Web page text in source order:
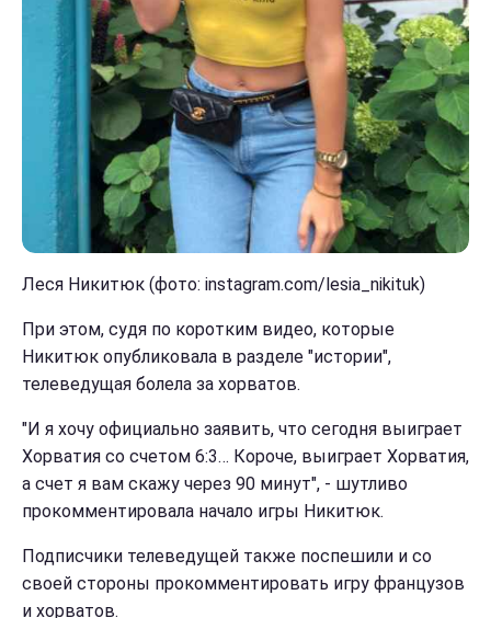
Леся Никитюк (фото: instagram.com/lesia_nikituk)
При этом, судя по коротким видео, которые
Никитюк опубликовала в разделе "истории",
телеведущая болела за хорватов.
"И я хочу официально заявить, что сегодня выиграет
Хорватия со счетом 6:3… Короче, выиграет Хорватия,
а счет я вам скажу через 90 минут", - шутливо
прокомментировала начало игры Никитюк.
Подписчики телеведущей также поспешили и со
своей стороны прокомментировать игру французов
и хорватов.